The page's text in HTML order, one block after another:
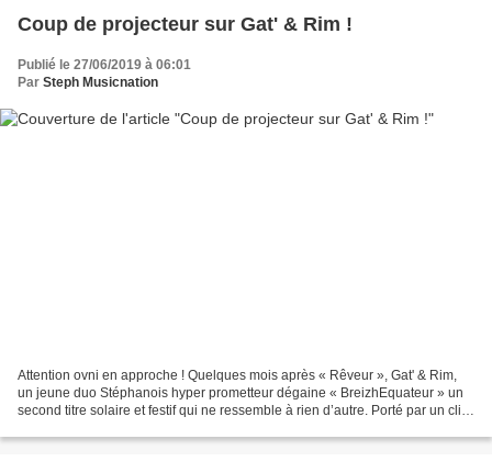
Coup de projecteur sur Gat' & Rim !
Publié le 27/06/2019 à 06:01
Par Steph Musicnation
Attention ovni en approche ! Quelques mois après « Rêveur », Gat' & Rim,
un jeune duo Stéphanois hyper prometteur dégaine « BreizhEquateur » un
second titre solaire et festif qui ne ressemble à rien d’autre. Porté par un clip